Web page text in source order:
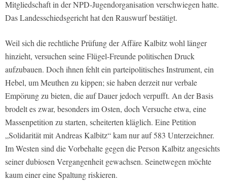
Mitgliedschaft in der NPD-Jugendorganisation verschwiegen hatte.
Das Landesschiedsgericht hat den Rauswurf bestätigt.
Weil sich die rechtliche Prüfung der Affäre Kalbitz wohl länger
hinzieht, versuchen seine Flügel-Freunde politischen Druck
aufzubauen. Doch ihnen fehlt ein parteipolitisches Instrument, ein
Hebel, um Meuthen zu kippen; sie haben derzeit nur verbale
Empörung zu bieten, die auf Dauer jedoch verpufft. An der Basis
brodelt es zwar, besonders im Osten, doch Versuche etwa, eine
Massenpetition zu starten, scheiterten kläglich. Eine Petition
„Solidarität mit Andreas Kalbitz“ kam nur auf 583 Unterzeichner.
Im Westen sind die Vorbehalte gegen die Person Kalbitz angesichts
seiner dubiosen Vergangenheit gewachsen. Seinetwegen möchte
kaum einer eine Spaltung riskieren.